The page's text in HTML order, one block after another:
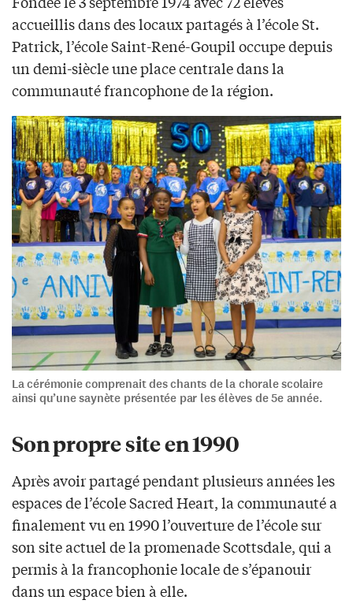
accueillis dans des locaux partagés à l’école St.
Patrick, l’école Saint-René-Goupil occupe depuis
un demi-siècle une place centrale dans la
communauté francophone de la région.
La cérémonie comprenait des chants de la chorale scolaire
ainsi qu’une saynète présentée par les élèves de 5e année.
Son propre site en 1990
Après avoir partagé pendant plusieurs années les
espaces de l’école Sacred Heart, la communauté a
finalement vu en 1990 l’ouverture de l’école sur
son site actuel de la promenade Scottsdale, qui a
permis à la francophonie locale de s’épanouir
dans un espace bien à elle.